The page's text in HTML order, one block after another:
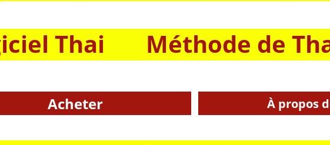
Thai       Méthode de
Acheter À propos